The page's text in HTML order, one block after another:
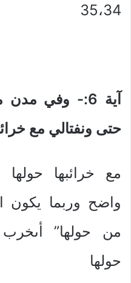
35،34
آية 6:- وفي
حتى ونفتالي مع
مع خرائبها حولها
واضح وربما يكون
من حولها” أىخرب
حولها